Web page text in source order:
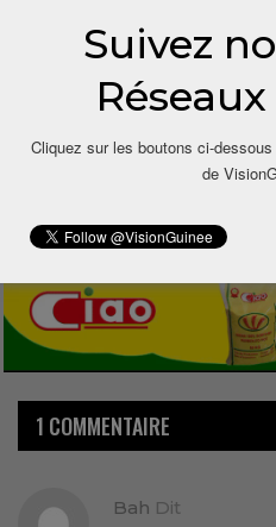
1 COMMENTAIRE
Bah Dit
Suivez
Cliquez sur les boutons ci-
de